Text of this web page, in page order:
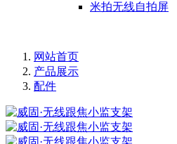
米拍无线自拍屏
网站首页
产品展示
配件